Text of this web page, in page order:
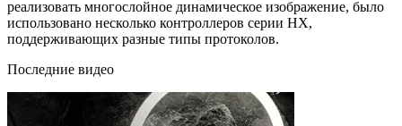
реализовать многослойное динамическое изображение, было
использовано несколько контроллеров серии HX,
поддерживающих разные типы протоколов.
Последние видео